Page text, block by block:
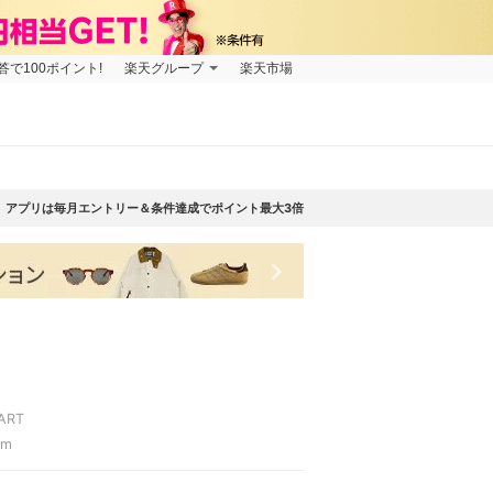
で100ポイント! 楽天グループ 楽天市場
アプリは毎月エントリー＆条件達成でポイント最大3倍
keyboard_arrow_right